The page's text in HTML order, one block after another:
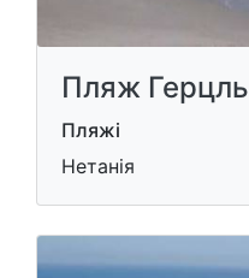
Пляж Герцль
Пляжі
Нетанія